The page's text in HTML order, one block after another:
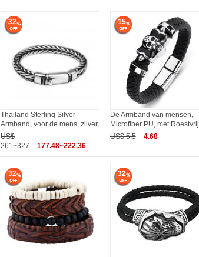
32
Thailand Sterling Silver
Armband, voor de mens, zilver,
US$
261~327
177.48~222.36
15
De Armband van mensen,
Microfiber PU, met Roestvrij
US$ 5.5
4.68
32 32